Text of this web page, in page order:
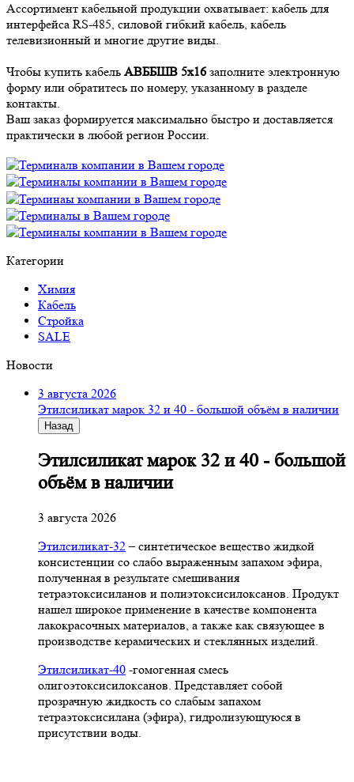
Ассортимент кабельной продукции охватывает: кабель для
интерфейса RS-485, силовой гибкий кабель, кабель
телевизионный и многие другие виды.
Чтобы купить кабель АВББШВ 5х16 заполните электронную
форму или обратитесь по номеру, указанному в разделе
контакты.
Ваш заказ формируется максимально быстро и доставляется
практически в любой регион России.
Категории
Химия
Кабель
Стройка
SALE
Новости
3 августа 2026
Этилсиликат марок 32 и 40 - большой объём в наличии
Назад
Этилсиликат марок 32 и 40 - большой
объём в наличии
3 августа 2026
Этилсиликат-32– синтетическое вещество жидкой
консистенции со слабо выраженным запахом эфира,
полученная в результате смешивания
тетpаэтоксисиланов и полиэтоксисилоксанов. Продукт
нашел широкое применение в качестве компонента
лакокрасочных материалов, а также как связующее в
производстве керамических и стеклянных изделий.
Этилсиликат-40 -гомогенная смесь
олигоэтоксисилоксанов. Представляет собой
прозрачную жидкость со слабым запахом
тетраэтоксисилана (эфира), гидролизующуюся в
присутствии воды.